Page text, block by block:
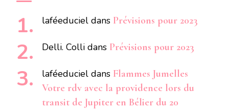
laféeduciel dans Prévisions pour 2023
Delli. Colli dans Prévisions pour 2023
laféeduciel dans Flammes Jumelles
Votre rdv avec la providence lors du
transit de Jupiter en Bélier du 20